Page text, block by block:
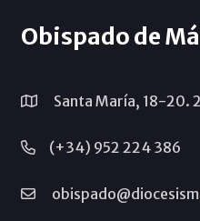
Obispado de
Santa María, 18-20.
(+34) 952 224 386